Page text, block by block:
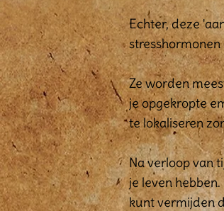
Echter, deze
Ze worden
je opgekropte
te lokaliseren
Na verloop van
je leven
kunt vermijden